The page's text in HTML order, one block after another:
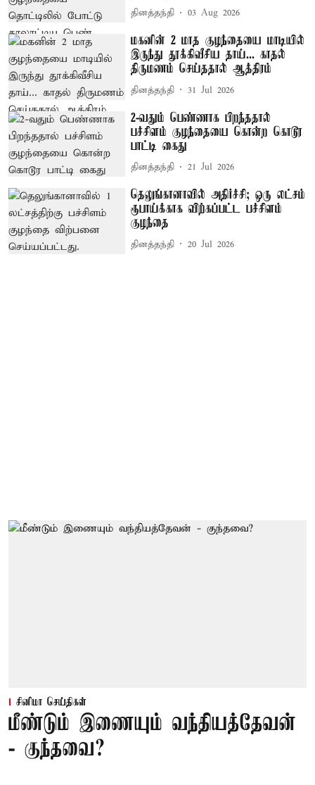
தினத்தந்தி 03 Aug 2026
மகனின் 2 மாத குழந்தையை மாடியில்
இருந்து தூக்கிவீசிய தாய்... காதல்
திருமணம் செய்ததால் ஆத்திரம்
தினத்தந்தி 31 Jul 2026
2-வதும் பெண்ணாக பிறந்ததால்
பச்சிளம் குழந்தையை கொன்ற கொடூர
பாட்டி கைது
தினத்தந்தி 21 Jul 2026
தெலுங்கானாவில் அதிர்ச்சி; ஒரு லட்சம்
ரூபாய்க்காக விற்கப்பட்ட பச்சிளம்
குழந்தை
தினத்தந்தி 20 Jul 2026
சினிமா செய்திகள்
மீண்டும் இணையும் வந்தியத்தேவன்
- குந்தவை?